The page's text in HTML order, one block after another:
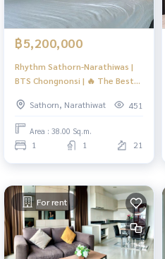
฿5,200,000
Rhythm Sathorn-Narathiwas |
BTS Chongnonsi | 🔥 The Best
คอนโดทำเลดี🔥 | #HL
Sathorn, Narathiwat 451
Area : 38.00 Sq.m.
1 1 21
For rent